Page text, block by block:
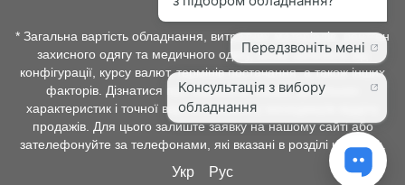
* Загальна вартість обладнання, витратних матеріалів, рентген
захисного одягу та медичного одягу, може залежати від
конфігурації, курсу валют, термінів постачання, а також інших
факторів. Дізнатися про наявність товару, детальних
характеристик і точної вартості можна у менеджерів відділу
продажів. Для цього залиште заявку на нашому сайті або
зателефонуйте за телефонами, які вказані в розділі контакти.
Укр Рус